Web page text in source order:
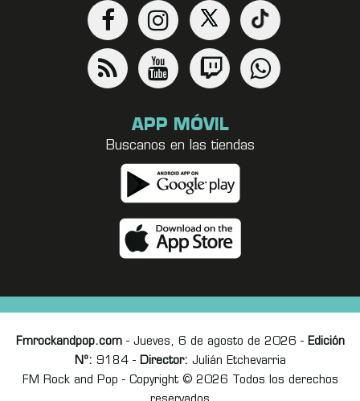
APP MÓVIL
Buscanos en las tiendas
Fmrockandpop.com- Jueves, 6 de agosto de 2026 - Edición
Nº: 9184 - Director: Julián Etchevarria
FM Rock and Pop - Copyright © 2026 Todos los derechos